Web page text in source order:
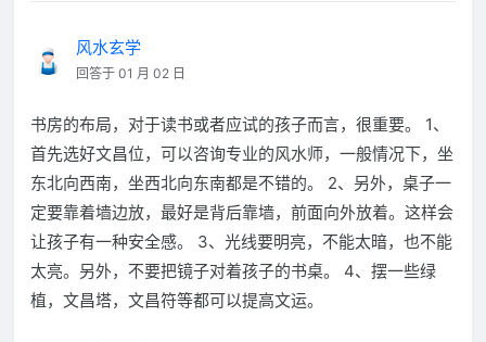
风水玄学
回答于 01 月 02 日
书房的布局，对于读书或者应试的孩子而言，很重要。 1、
首先选好文昌位，可以咨询专业的风水师，一般情况下，坐
东北向西南，坐西北向东南都是不错的。 2、另外，桌子一
定要靠着墙边放，最好是背后靠墙，前面向外放着。这样会
让孩子有一种安全感。 3、光线要明亮，不能太暗，也不能
太亮。另外，不要把镜子对着孩子的书桌。 4、摆一些绿
植，文昌塔，文昌符等都可以提高文运。